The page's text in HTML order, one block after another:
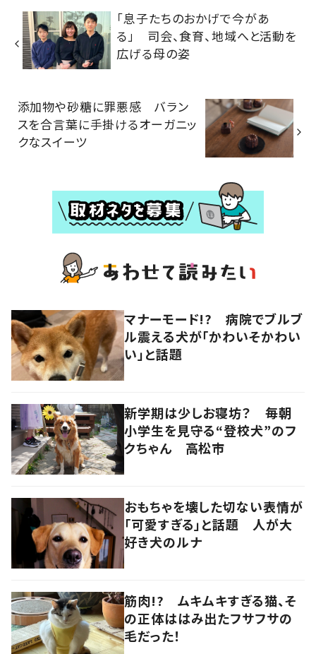
「息子たちのおかげで今があ
る」 司会、食育、地域へと活動を
広げる母の姿
添加物や砂糖に罪悪感 バラン
スを合言葉に手掛けるオーガニッ
クなスイーツ
マナーモード!? 病院でブルブ
ル震える犬が「かわいそかわい
い」と話題
新学期は少しお寝坊？ 毎朝
小学生を見守る“登校犬”のフ
クちゃん 高松市
おもちゃを壊した切ない表情が
「可愛すぎる」と話題 人が大
好き犬のルナ
筋肉!? ムキムキすぎる猫、そ
の正体ははみ出たフサフサの
毛だった！